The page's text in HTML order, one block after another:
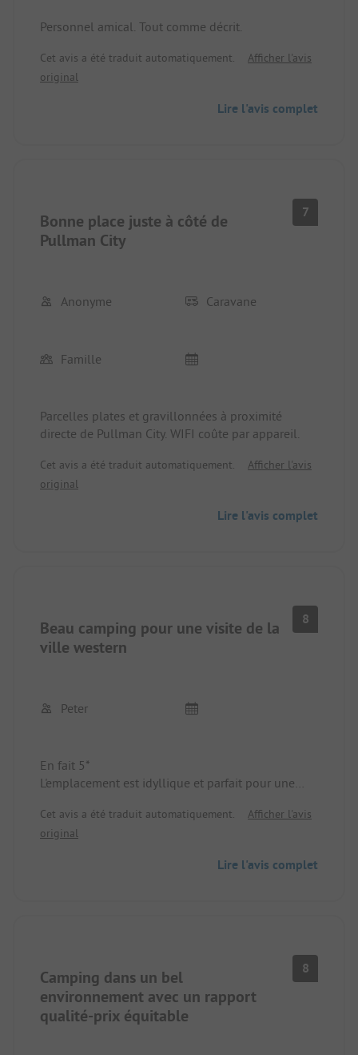
Personnel amical. Tout comme décrit.
Cet avis a été traduit automatiquement.
Afficher l'avis
original
Lire l'avis complet
Bonne place juste à côté de
Pullman City
7
Anonyme Caravane
Famille
Parcelles plates et gravillonnées à proximité
directe de Pullman City. WIFI coûte par appareil.
Cet avis a été traduit automatiquement.
Afficher l'avis
original
Lire l'avis complet
Beau camping pour une visite de la
ville western
8
Peter
En fait 5*
L'emplacement est idyllique et parfait pour une
Les emplacements ne sont pas énormes mais
suffisamment grands et en bon état.
serviable et amical. Nous revenons avec plaisir.
Cet avis a été traduit automatiquement.
Afficher l'avis
original
Lire l'avis complet
Camping dans un bel
environnement avec un rapport
qualité-prix équitable
8